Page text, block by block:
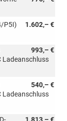
1.602,– €
P5I)
993,– €
Ladeanschluss
540,– €
Ladeanschluss